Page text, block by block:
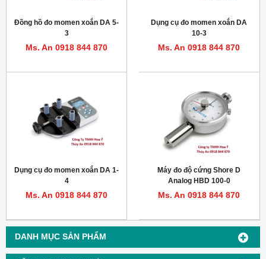
DANH MỤC SẢN PHẨM
Đồng hồ đo momen xoắn DA 5-
3
Ms. An 0918 844 870
Dụng cụ đo momen xoắn DA
10-3
Ms. An 0918 844 870
Dụng cụ đo momen xoắn DA 1-
4
Ms. An 0918 844 870
Máy đo độ cứng Shore D
Analog HBD 100-0
Ms. An 0918 844 870